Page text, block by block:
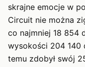
skrajne emocje w
Circuit nie można
co najmniej 18 854
wysokości 204 140
temu zdobył swój